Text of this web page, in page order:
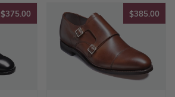
$375.00$375.00 $385.00